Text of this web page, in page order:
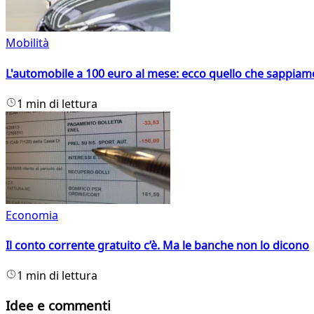
Mobilità
L'automobile a 100 euro al mese: ecco quello che
1 min di lettura
Economia
Il conto corrente gratuito c’è. Ma le banche non lo dicono
1 min di lettura
Idee e commenti